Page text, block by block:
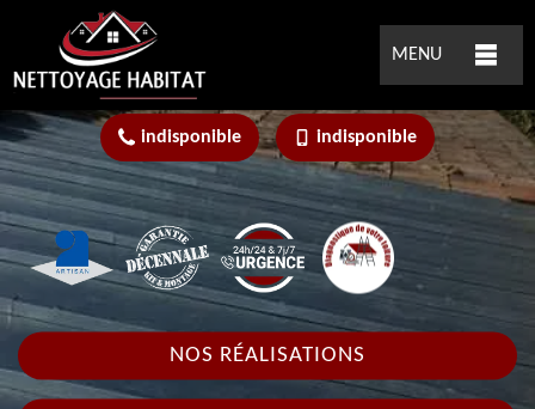
MENU
indisponible indisponible
NOS RÉALISATIONS